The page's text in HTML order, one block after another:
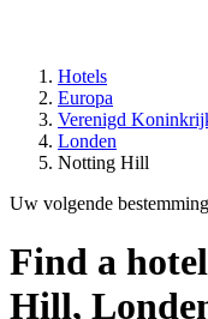
Hotels
Europa
Verenigd
Londen
Notting Hill
Uw volgende bestemming
Find a
Hill,